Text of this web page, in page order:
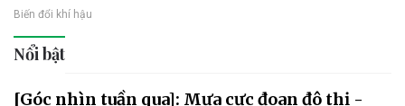
Biến đổi khí hậu
Nổi bật
[Góc nhìn tuần qua]: Mưa cực đoan đô thị -